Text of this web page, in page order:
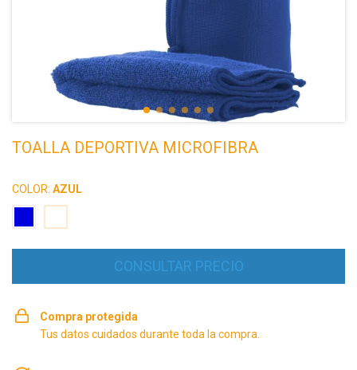
TOALLA DEPORTIVA MICROFIBRA
COLOR: AZUL
Compra protegida
Tus datos cuidados durante toda la compra.